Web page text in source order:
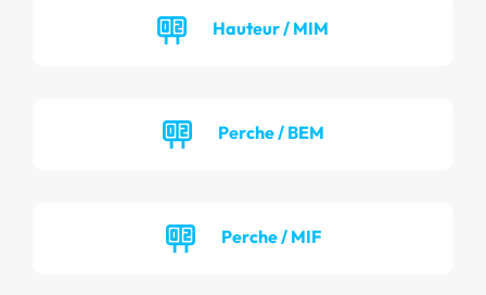
Hauteur / MIM
Perche / BEM
Perche / MIF